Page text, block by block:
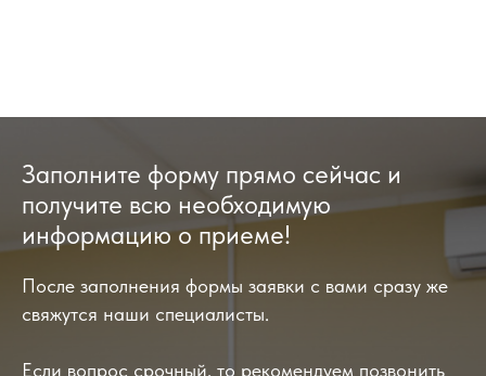
Заполните форму прямо сейчас и
получите всю необходимую
информацию о приеме!
После заполнения формы заявки с вами сразу же
свяжутся наши специалисты.
Если вопрос срочный, то рекомендуем позвонить